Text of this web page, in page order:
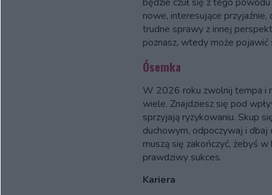
nowe, interesujące
trudne sprawy z innej
poznasz, wtedy może pojawić
Ósemka
W 2026 roku zwolnij tempa i
wiele. Znajdziesz się pod
sprzyjają ryzykowaniu. Skup
duchowym, odpoczywaj i
muszą się zakończyć, żebyś
prawdziwy sukces.
Kariera